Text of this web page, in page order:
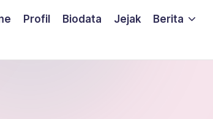
Profil Biodata Jejak Berita